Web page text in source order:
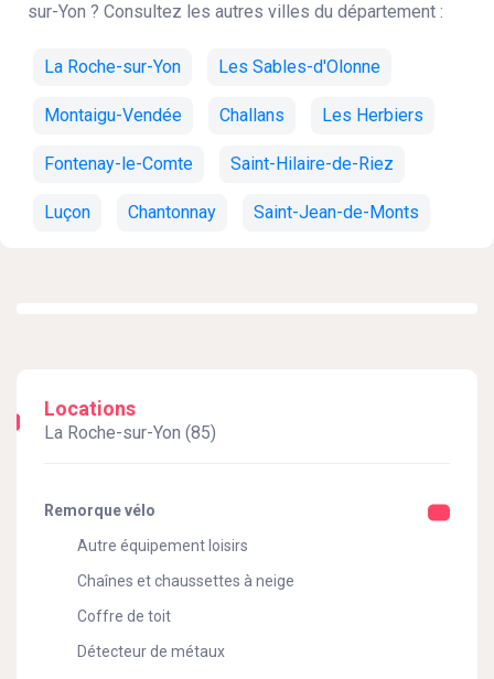
sur-Yon ? Consultez les autres villes du département :
La Roche-sur-Yon Les Sables-d'Olonne
Montaigu-Vendée Challans Les Herbiers
Fontenay-le-Comte Saint-Hilaire-de-Riez
Luçon Chantonnay Saint-Jean-de-Monts
Locations
La Roche-sur-Yon (85)
Remorque vélo
Autre équipement loisirs
Chaînes et chaussettes à neige
Coffre de toit
Détecteur de métaux